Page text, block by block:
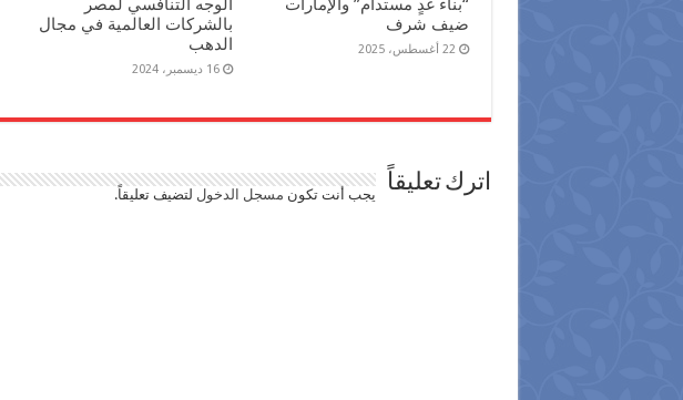
“بناء غدٍ مستدام” والإمارات
ضيف شرف
22 أغسطس، 2025
الوجه التنافسي لمصر
بالشركات العالمية في مجال
الدهب
16 ديسمبر، 2024
اترك تعليقاً يجب أنت تكون مسجل الدخول لتضيف تعليقاً.